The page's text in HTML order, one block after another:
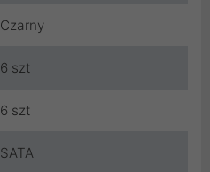
Czarny
6 szt
6 szt
SATA